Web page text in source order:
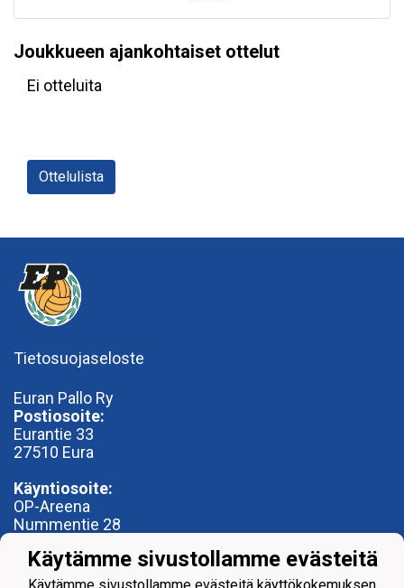
Joukkueen ajankohtaiset ottelut
Ei otteluita
Ottelulista
Tietosuojaseloste
Euran Pallo Ry
Postiosoite:
Eurantie 33
27510 Eura
Käyntiosoite:
OP-Areena
Nummentie 28
toimisto@euranpallo.fi
Käytämme sivustollamme evästeitä